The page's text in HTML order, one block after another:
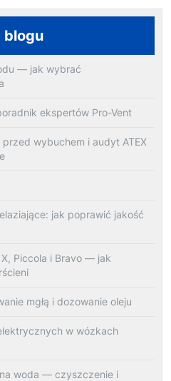
blogu
— jak wybrać
ekspertów Pro-Vent
wybuchem i audyt ATEX
jak poprawić jakość
Piccola i Bravo — jak
mgłą i dozowanie oleju
w wózkach
woda — czyszczenie i